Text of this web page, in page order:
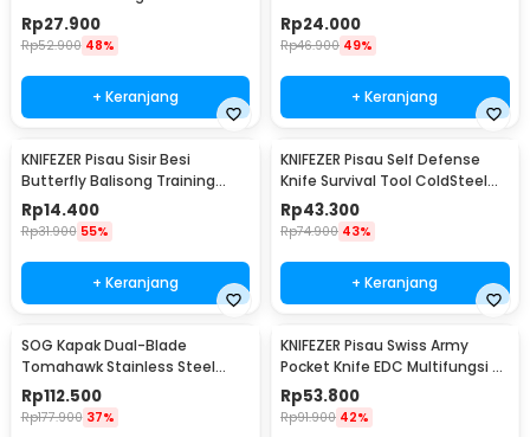
Stainless Steel Pointed Head -
K390
Rp27.900
Rp52.900 48%
+ Keranjang
Steel - H10
Rp24.000
Rp46.900 49%
+ Keranjang
KNIFEZER Pisau Sisir Besi
Butterfly Balisong Training
Knife CS GO - LF-9898
Rp14.400
Rp31.900 55%
+ Keranjang
KNIFEZER Pisau Self Defense
Knife Survival Tool ColdSteel
Straight - 17T
Rp43.300
Rp74.900 43%
+ Keranjang
SOG Kapak Dual-Blade
Tomahawk Stainless Steel
Survival Camping
Rp112.500
Rp177.900 37%
KNIFEZER Pisau Swiss Army
Pocket Knife EDC Multifungsi -
MKE16
Rp53.800
Rp91.900 42%